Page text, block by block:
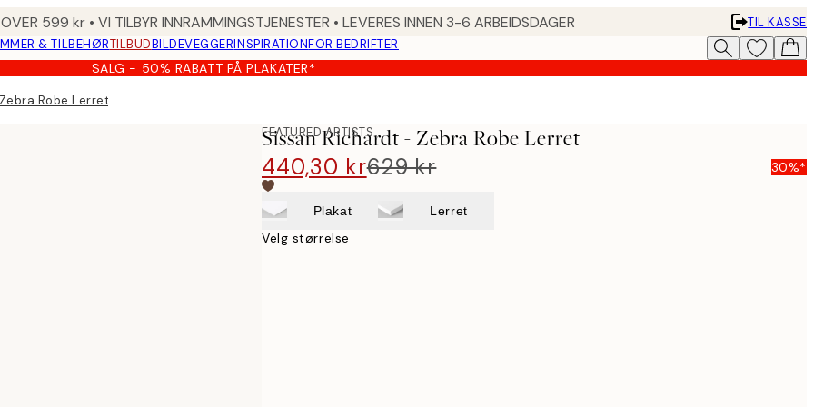
599 kr • VI TILBYR INNRAMMINGSTJENESTER • LEVERES INNEN 3-6 ARBEIDSDAGER
TIL KASSE
& TILBEHØRTILBUDBILDEVEGGERINSPIRATIONFOR BEDRIFTER
SALG - 50% RABATT PÅ PLAKATER*
Robe Lerret
FEATURED ARTISTS
Sissan Richardt - Zebra Robe Lerret
440,30 kr629 kr 30%*
Plakat Lerret
Velg størrelse